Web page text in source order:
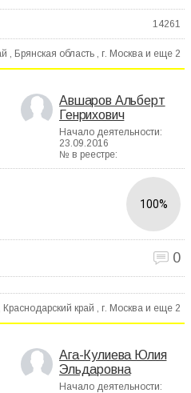
14261
, Брянская область , г. Москва и еще 2
Авшаров Альберт
Генрихович
Начало деятельности:
23.09.2016
№ в реестре:
100%
0
Краснодарский край , г. Москва и еще 2
Ага-Кулиева Юлия
Эльдаровна
Начало деятельности: